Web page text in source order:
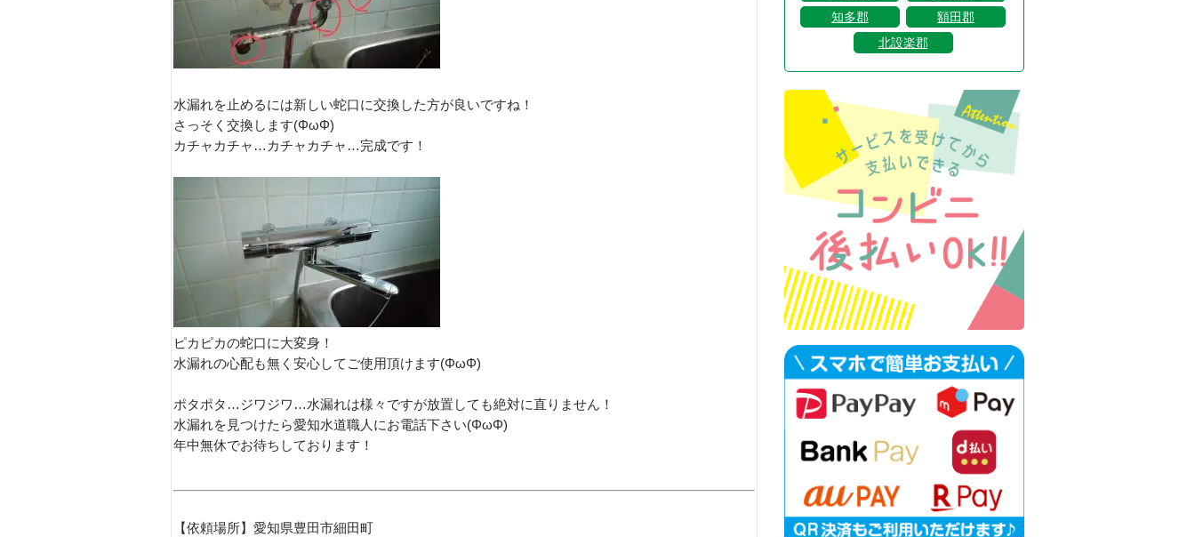
水漏れを止めるには新しい蛇口に交換した方が良いですね！
さっそく交換します(ΦωΦ)
カチャカチャ…カチャカチャ…完成です！
ピカピカの蛇口に大変身！
水漏れの心配も無く安心してご使用頂けます(ΦωΦ)
ポタポタ…ジワジワ…水漏れは様々ですが放置しても絶対に直りません！
水漏れを見つけたら愛知水道職人にお電話下さい(ΦωΦ)
年中無休でお待ちしております！
【依頼場所】愛知県豊田市細田町
知多郡
額田郡
北設楽郡